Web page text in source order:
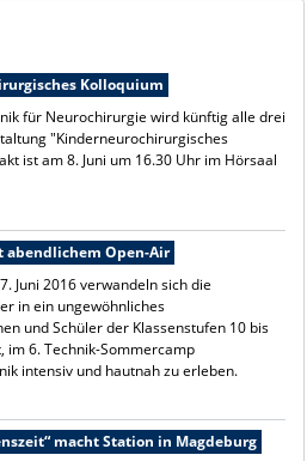
Kolloquium
für Neurochirurgie wird künftig alle drei
"Kinderneurochirurgisches
ist am 8. Juni um 16.30 Uhr im Hörsaal
abendlichem Open-Air
Juni 2016 verwandeln sich die
in ein ungewöhnliches
und Schüler der Klassenstufen 10 bis
im 6. Technik-Sommercamp
intensiv und hautnah zu erleben.
macht Station in Magdeburg